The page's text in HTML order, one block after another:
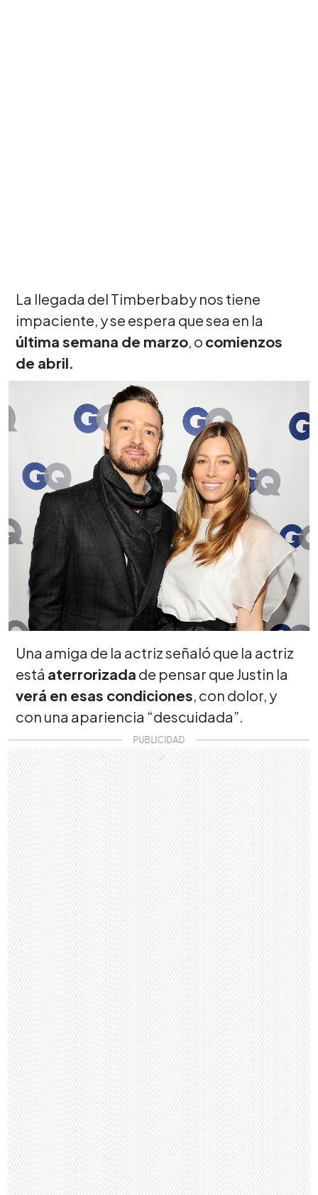
La llegada del Timberbaby nos tiene
impaciente, y se espera que sea en la
última semana de marzo, o comienzos
de abril.
Una amiga de la actriz señaló que la actriz
está aterrorizada de pensar que Justin la
verá en esas condiciones, con dolor, y
con una apariencia “descuidada”.